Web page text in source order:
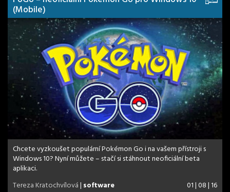
(Mobile)
Chcete vyzkoušet populární Pokémon Go i na vašem přístroji s
Windows 10? Nyní můžete – stačí si stáhnout neoficiální beta
aplikaci.
Tereza Kratochvílová| software 01 | 08 | 16